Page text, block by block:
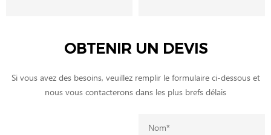
OBTENIR UN DEVIS
Si vous avez des besoins, veuillez remplir le formulaire ci-dessous et
nous vous contacterons dans les plus brefs délais